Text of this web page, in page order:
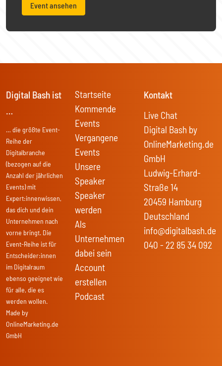
Event ansehen
Digital Bash ist
…
… die größte Event-
Reihe der
Digitalbranche
(bezogen auf die
Anzahl der jährlichen
Events) mit
Expert:innenwissen,
das dich und dein
Unternehmen nach
vorne bringt. Die
Event-Reihe ist für
Entscheider:innen
im Digitalraum
ebenso geeignet wie
für alle, die es
werden wollen.
Made by
OnlineMarketing.de
GmbH
Startseite
Kommende
Events
Vergangene
Events
Unsere
Speaker
Speaker
werden
Als
Unternehmen
dabei sein
Account
erstellen
Podcast
Kontakt
Live Chat
Digital Bash by
OnlineMarketing.de
GmbH
Ludwig-Erhard-
Straße 14
20459 Hamburg
Deutschland
info@digitalbash.de
040 - 22 85 34 092